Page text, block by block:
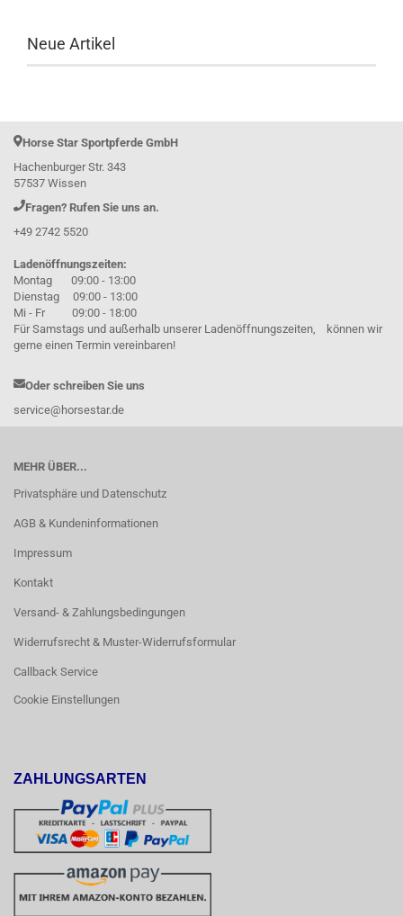
Neue Artikel
Horse Star Sportpferde GmbH
Hachenburger Str. 343
57537 Wissen
Fragen? Rufen Sie uns an.
+49 2742 5520
Ladenöffnungszeiten:
Montag 09:00 - 13:00
Dienstag 09:00 - 13:00
Mi - Fr 09:00 - 18:00
Für Samstags und außerhalb unserer Ladenöffnungszeiten, können wir
gerne einen Termin vereinbaren!
Oder schreiben Sie uns
service@horsestar.de
MEHR ÜBER...
Privatsphäre und Datenschutz
AGB & Kundeninformationen
Impressum
Kontakt
Versand- & Zahlungsbedingungen
Widerrufsrecht & Muster-Widerrufsformular
Callback Service
Cookie Einstellungen
ZAHLUNGSARTEN